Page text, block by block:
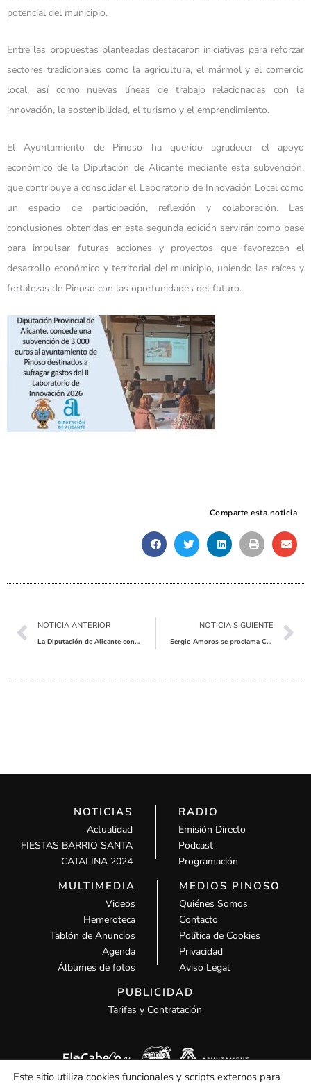
potencial del municipio.
Entre las propuestas planteadas destacaron iniciativas para reforzar
sectores tradicionales como la agricultura, el mármol y el comercio
local, así como nuevas líneas de trabajo relacionadas con la
innovación, la sostenibilidad, el turismo y el emprendimiento.
El Ayuntamiento de Pinoso ha querido agradecer el apoyo
económico de la Diputación de Alicante mediante esta subvención,
que contribuye a consolidar el Laboratorio de Innovación Local como
un espacio de participación, reflexión y colaboración. Las
conclusiones obtenidas en esta segunda edición servirán como base
para impulsar futuras acciones y proyectos que favorezcan el
desarrollo económico y territorial del municipio, uniendo las raíces y
fortalezas de Pinoso con las oportunidades del futuro.
Comparte esta noticia
AntNOTICIA ANTERIOR
La Diputación de Alicante concede al Ayuntamiento de Pinoso una subvención de 7.000 euros para la iluminación de la Campaña de Navidad-Reyes 2025
NOTICIA SIGUIENTE
Sergio Amoros se proclama Campeón Autonómico de Triatlón de la Comunidad Valenciana
NOTICIAS
Actualidad
FIESTAS BARRIO SANTA
CATALINA 2024
RADIO
Emisión Directo
Podcast
Programación
MULTIMEDIA
Videos
Hemeroteca
Tablón de Anuncios
Agenda
Álbumes de fotos
MEDIOS PINOSO
Quiénes Somos
Contacto
Política de Cookies
Privacidad
Aviso Legal
PUBLICIDAD
Tarifas y Contratación
Este sitio utiliza cookies funcionales y scripts externos para